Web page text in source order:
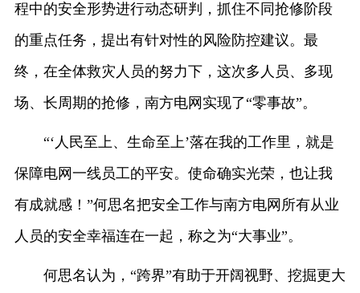
程中的安全形势进行动态研判，抓住不同抢修阶段
的重点任务，提出有针对性的风险防控建议。最
终，在全体救灾人员的努力下，这次多人员、多现
场、长周期的抢修，南方电网实现了“零事故”。
“‘人民至上、生命至上’落在我的工作里，就是
保障电网一线员工的平安。使命确实光荣，也让我
有成就感！”何思名把安全工作与南方电网所有从业
人员的安全幸福连在一起，称之为“大事业”。
何思名认为，“跨界”有助于开阔视野、挖掘更大